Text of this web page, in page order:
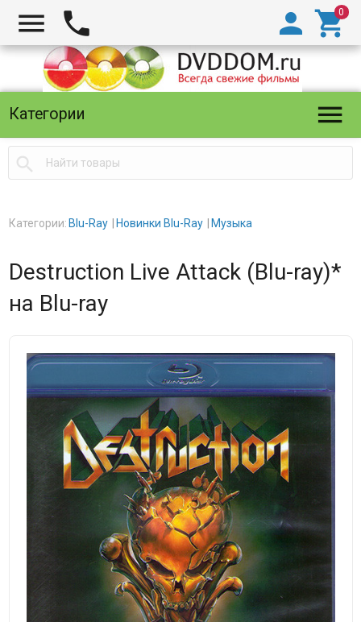
  

Категории 

Категории: Blu-Ray Новинки Blu-Ray Музыка
Destruction Live Attack (Blu-ray)*
на Blu-ray